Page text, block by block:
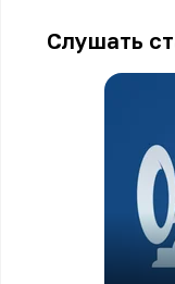
Слушать